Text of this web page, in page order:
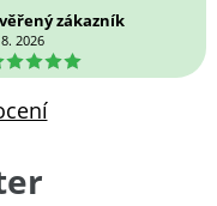
zákazník
2026